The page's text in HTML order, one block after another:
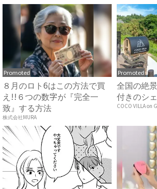
Promoted
８月のロト6はこの方法で買
え!!６つの数字が『完全一
致』する方法
株式会社MURA
Promoted
全国の絶
付きのシ
COCO VILLA on